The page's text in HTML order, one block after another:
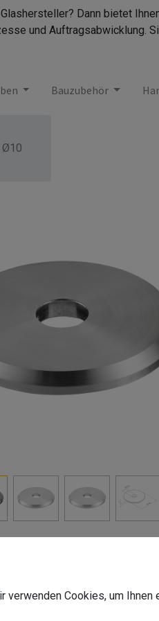
Dann bietet
und Auftragsabwicklung.
Bauzubehör
Ø10
| Edelstahl V2A | Wenn
verwenden Cookies, um Ihnen